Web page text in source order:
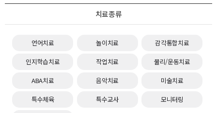
치료종류
언어치료 놀이치료 감각통합치료
인지학습치료 작업치료 물리/운동치료
ABA치료 음악치료 미술치료
특수체육 특수교사 모니터링